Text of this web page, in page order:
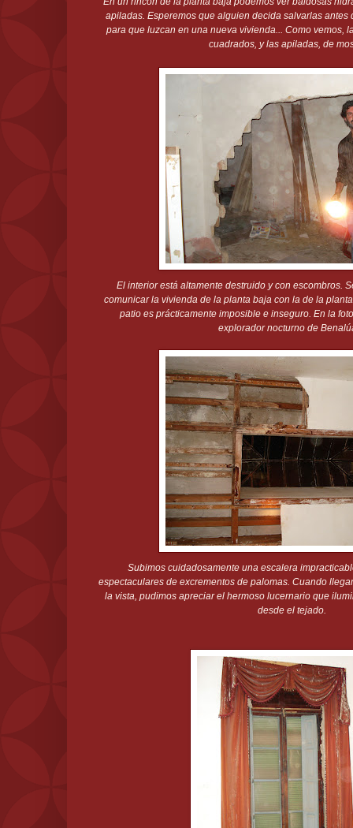
apiladas. Esperemos que alguien decida salvarlas antes
para que luzcan en una nueva vivienda... Como vemos,
cuadrados, y las apiladas, de
El interior está altamente destruido y con escombros.
comunicar la vivienda de la planta baja con la de la
patio es prácticamente imposible e inseguro. En la
explorador nocturno de
Subimos cuidadosamente una escalera
espectaculares de excrementos de palomas. Cuando
la vista, pudimos apreciar el hermoso lucernario que
desde el tejado.